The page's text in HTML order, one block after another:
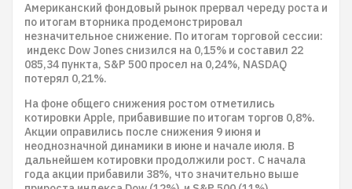
Американский фондовый рынок прервал череду роста и
по итогам вторника продемонстрировал
незначительное снижение. По итогам торговой сессии:
индекс Dow Jones снизился на 0,15% и составил 22
085,34 пункта, S&P 500 просел на 0,24%, NASDAQ
потерял 0,21%.
На фоне общего снижения ростом отметились
котировки Apple, прибавившие по итогам торгов 0,8%.
Акции оправились после снижения 9 июня и
неоднозначной динамики в июне и начале июля. В
дальнейшем котировки продолжили рост. С начала
года акции прибавили 38%, что значительно выше